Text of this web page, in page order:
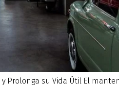
Prolonga su Vida Útil El